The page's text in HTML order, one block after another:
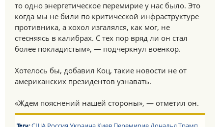
то одно энергетическое перемирие у нас было. Это
когда мы не били по критической инфраструктуре
противника, а хохол изгалялся, как мог, не
стесняясь в калибрах. С тех пор вряд ли он стал
более покладистым», — подчеркнул военкор.
Хотелось бы, добавил Коц, такие новости не от
американских президентов узнавать.
«Ждем пояснений нашей стороны», — отметил он.